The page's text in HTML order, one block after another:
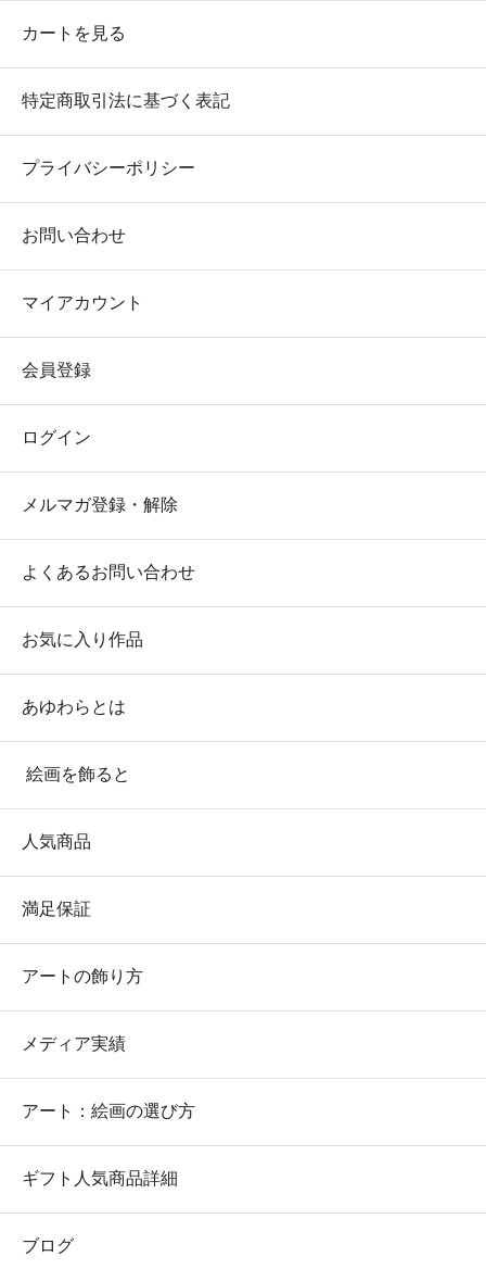
カートを見る
特定商取引法に基づく表記
プライバシーポリシー
お問い合わせ
マイアカウント
会員登録
ログイン
メルマガ登録・解除
よくあるお問い合わせ
お気に入り作品
あゆわらとは
絵画を飾ると
人気商品
満足保証
アートの飾り方
メディア実績
アート：絵画の選び方
ギフト人気商品詳細
ブログ